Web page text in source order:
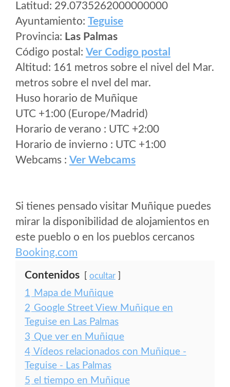
Latitud: 29.0735262000000000
Ayuntamiento: Teguise
Provincia: Las Palmas
Código postal: Ver Codigo postal
Altitud: 161 metros sobre el nivel del Mar.
metros sobre el nvel del mar.
Huso horario de Muñique
UTC +1:00 (Europe/Madrid)
Horario de verano : UTC +2:00
Horario de invierno : UTC +1:00
Webcams : Ver Webcams
Si tienes pensado visitar Muñique puedes
mirar la disponibilidad de alojamientos en
este pueblo o en los pueblos cercanos
Booking.com
Contenidos ocultar
1 Mapa de Muñique
2 Google Street View Muñique en
Teguise en Las Palmas
3 Que ver en Muñique
4 Vídeos relacionados con Muñique -
Teguise - Las Palmas
5 el tiempo en Muñique